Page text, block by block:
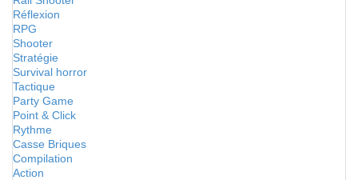
Réflexion
RPG
Shooter
Stratégie
Survival horror
Tactique
Party Game
Point & Click
Rythme
Casse Briques
Compilation
Action